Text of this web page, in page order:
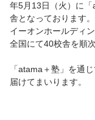
年5月13日（火）に
舎となっております。
イーオンホールディ
全国にて40校舎を順
「atama＋塾」を通
届けてまいります。